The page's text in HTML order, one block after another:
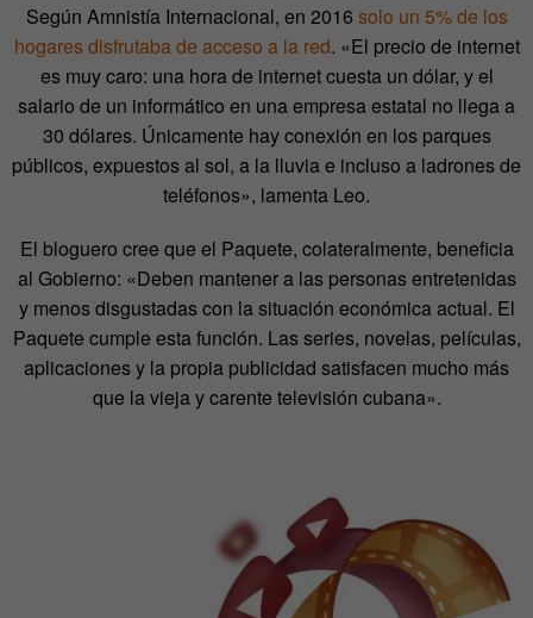
Según Amnistía Internacional, en 2016 solo un 5% de los
hogares disfrutaba de acceso a la red. «El precio de internet
es muy caro: una hora de internet cuesta un dólar, y el
salario de un informático en una empresa estatal no llega a
30 dólares. Únicamente hay conexión en los parques
públicos, expuestos al sol, a la lluvia e incluso a ladrones de
teléfonos», lamenta Leo.
El bloguero cree que el Paquete, colateralmente, beneficia
al Gobierno: «Deben mantener a las personas entretenidas
y menos disgustadas con la situación económica actual. El
Paquete cumple esta función. Las series, novelas, películas,
aplicaciones y la propia publicidad satisfacen mucho más
que la vieja y carente televisión cubana».